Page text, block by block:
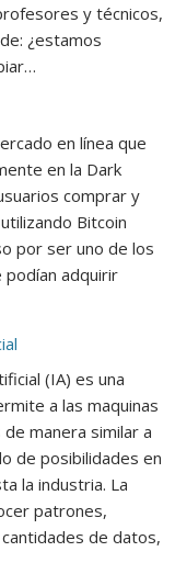
y técnicos,
¿estamos
en línea que
en la Dark
comprar y
Bitcoin
por ser uno de los
adquirir
(IA) es una
a las maquinas
manera similar a
de posibilidades en
la industria. La
patrones,
de datos,